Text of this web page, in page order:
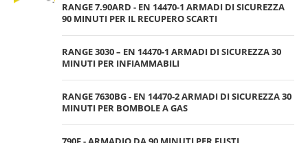
RANGE 7.90ARD - EN 14470-1 ARMADI DI SICUREZZA
90 MINUTI PER IL RECUPERO SCARTI
RANGE 3030 – EN 14470-1 ARMADI DI SICUREZZA 30
MINUTI PER INFIAMMABILI
RANGE 7630BG - EN 14470-2 ARMADI DI SICUREZZA 30
MINUTI PER BOMBOLE A GAS